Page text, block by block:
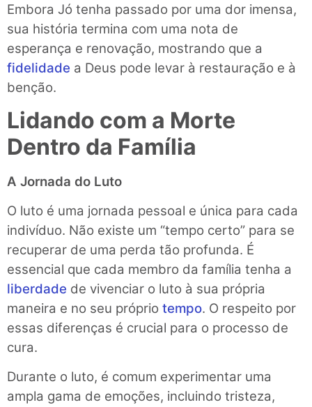
Embora Jó tenha passado por uma dor imensa,
sua história termina com uma nota de
esperança e renovação, mostrando que a
fidelidade a Deus pode levar à restauração e à
benção.
Lidando com a Morte
Dentro da Família
A Jornada do Luto
O luto é uma jornada pessoal e única para cada
indivíduo. Não existe um “tempo certo” para se
recuperar de uma perda tão profunda. É
essencial que cada membro da família tenha a
liberdade de vivenciar o luto à sua própria
maneira e no seu próprio tempo. O respeito por
essas diferenças é crucial para o processo de
cura.
Durante o luto, é comum experimentar uma
ampla gama de emoções, incluindo tristeza,